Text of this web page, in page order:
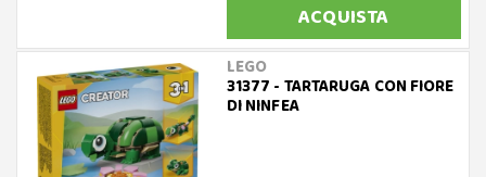
ACQUISTA
LEGO
31377 - TARTARUGA CON FIORE
DI NINFEA